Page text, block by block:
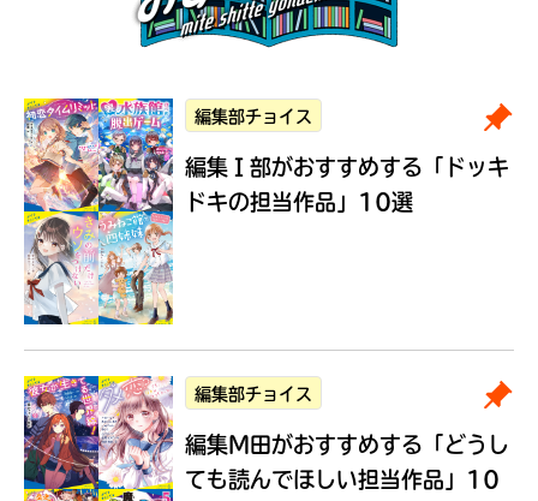
編集部チョイス
編集Ｉ部がおすすめする 「ドッキ
ドキの担当作品」10選
編集部チョイス
編集M田がおすすめする 「どうし
ても読んでほしい担当作品」10